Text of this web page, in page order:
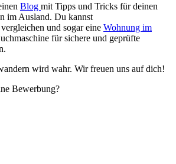
Blog mit Tipps und Tricks für deinen
im Ausland. Du kannst
und sogar eine Wohnung im
für sichere und geprüfte
wird wahr. Wir freuen uns auf dich!
Bewerbung?